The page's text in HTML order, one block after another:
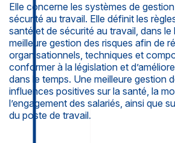
Elle concerne les systèmes de
sécurité au travail. Elle définit les
santé et de sécurité au travail, dans le
meilleure gestion des risques afin de
organisationnels, techniques et
conformer à la législation et
dans le temps. Une meilleure gestion
influences positives sur la santé, la
l’engagement des salariés, ainsi que
du poste de travail.